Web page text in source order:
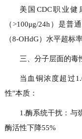
美国CDC职业
（>100μg/24h）是普
（8-OHdG）水平超标
三、分子层面的毒
当血铜浓度超过
性"本质：
1.酶系统干扰：与
酶活性下降55%